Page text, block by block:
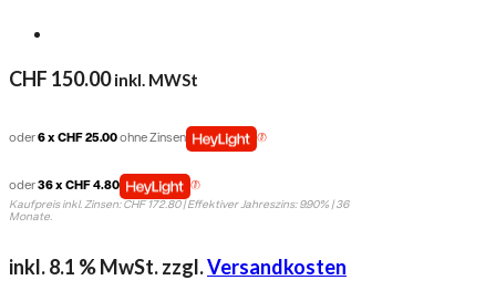
CHF 150.00 inkl. MWSt
oder6 x CHF 25.00ohne Zinsen
oder36 x CHF 4.80
Kaufpreis inkl. Zinsen: CHF 172.80 | Effektiver Jahreszins: 9.90% | 36
Monate.
inkl. 8.1 % MwSt.zzgl.Versandkosten